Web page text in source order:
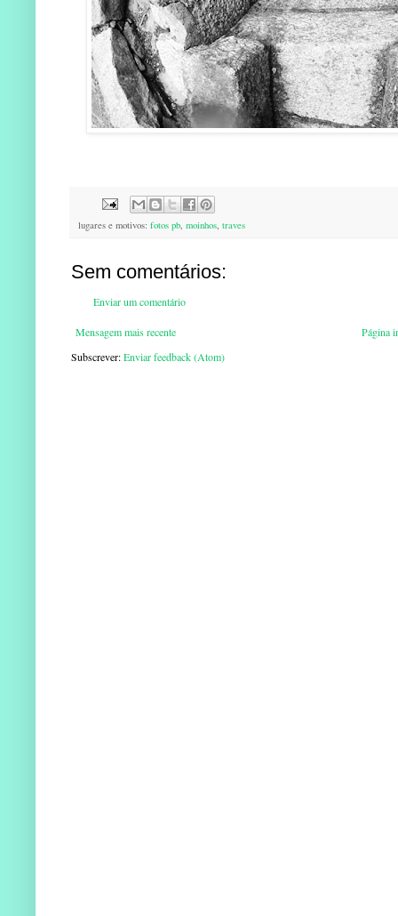
lugares e motivos: fotos pb, moinhos, traves
Sem comentários:
Enviar um comentário
Mensagem mais recente
Página
Subscrever:Enviar feedback (Atom)